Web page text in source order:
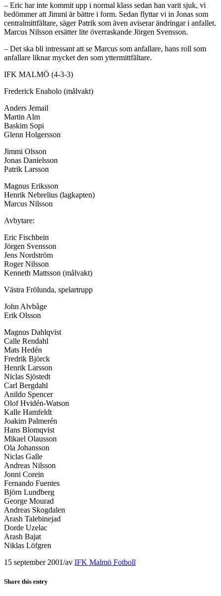
– Eric har inte kommit upp i normal klass sedan han varit sjuk, vi
bedömmer att Jimmi är bättre i form. Sedan flyttar vi in Jonas som
centralmittfältare, säger Patrik som även aviserar ändringar i anfallet.
Marcus Nilsson ersätter lite överraskande Jörgen Svensson.
– Det ska bli intressant att se Marcus som anfallare, hans roll som
anfallare liknar mycket den som yttermittfältare.
IFK MALMÖ (4-3-3)
Frederick Enaholo (målvakt)
Anders Jemail
Martin Alm
Baskim Sopi
Glenn Holgersson
Jimmi Olsson
Jonas Danielsson
Patrik Larsson
Magnus Eriksson
Henrik Nebrelius (lagkapten)
Marcus Nilsson
Avbytare:
Eric Fischbein
Jörgen Svensson
Jens Nordström
Roger Nilsson
Kenneth Mattsson (målvakt)
Västra Frölunda, spelartrupp
John Alvbåge
Erik Olsson
Magnus Dahlqvist
Calle Rendahl
Mats Hedén
Fredrik Björck
Henrik Larsson
Niclas Sjöstedt
Carl Bergdahl
Anildo Spencer
Olof Hvidén-Watson
Kalle Hamfeldt
Joakim Palmerén
Hans Blomqvist
Mikael Olausson
Ola Johansson
Niclas Galle
Andreas Nilsson
Jonni Corein
Fernando Fuentes
Björn Lundberg
George Mourad
Andreas Skogdalen
Arash Talebinejad
Dorde Uzelac
Arash Bajat
Niklas Löfgren
15 september 2001/av IFK Malmö Fotboll
Share this entry